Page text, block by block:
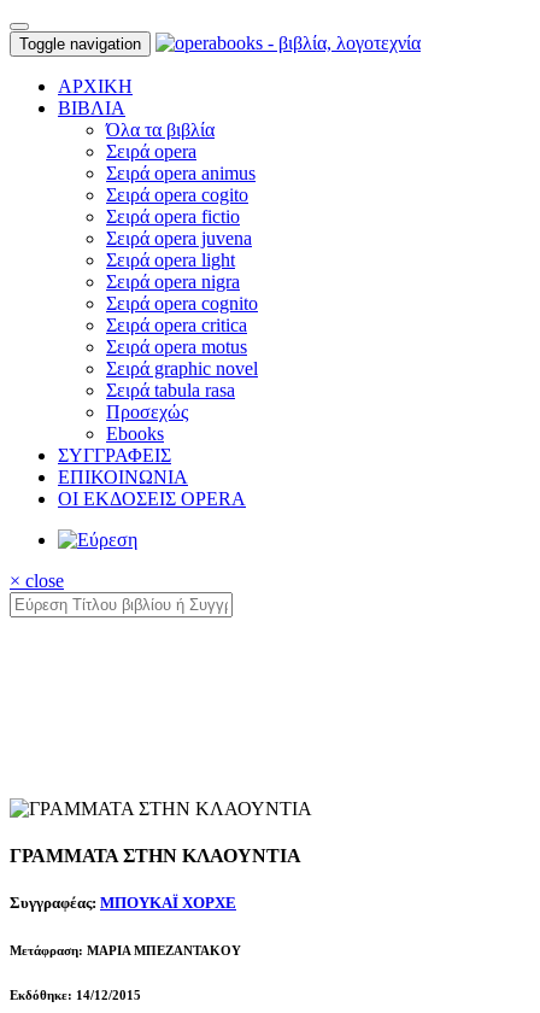
Toggle navigation
ΑΡΧΙΚΗ
ΒΙΒΛΙΑ
Όλα τα βιβλία
Σειρά opera
Σειρά opera animus
Σειρά opera cogito
Σειρά opera fictio
Σειρά opera juvena
Σειρά opera light
Σειρά opera nigra
Σειρά opera cognito
Σειρά opera critica
Σειρά opera motus
Σειρά graphic novel
Σειρά tabula rasa
Προσεχώς
Ebooks
ΣΥΓΓΡΑΦΕΙΣ
ΕΠΙΚΟΙΝΩΝΙΑ
ΟΙ ΕΚΔΟΣΕΙΣ OPERA
× close
ΓΡΑΜΜΑΤΑ ΣΤΗΝ ΚΛΑΟΥΝΤΙΑ
Συγγραφέας: ΜΠΟΥΚΑΪ ΧΟΡΧΕ
Μετάφραση: ΜΑΡΙΑ ΜΠΕΖΑΝΤΑΚΟΥ
Εκδόθηκε: 14/12/2015